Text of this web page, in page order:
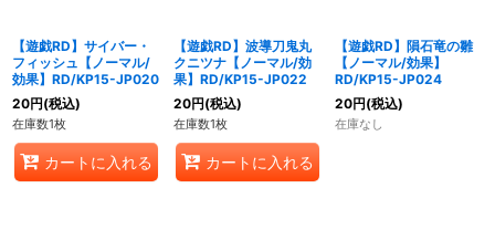
【遊戯RD】サイバー・
フィッシュ【ノーマル/
効果】RD/KP15-JP020
20円(税込)
在庫数1枚
カートに入れる
【遊戯RD】波導刀鬼丸
クニツナ【ノーマル/効
果】RD/KP15-JP022
20円(税込)
在庫数1枚
カートに入れる
【遊戯RD】隕石竜の雛
【ノーマル/効果】
RD/KP15-JP024
20円(税込)
在庫なし